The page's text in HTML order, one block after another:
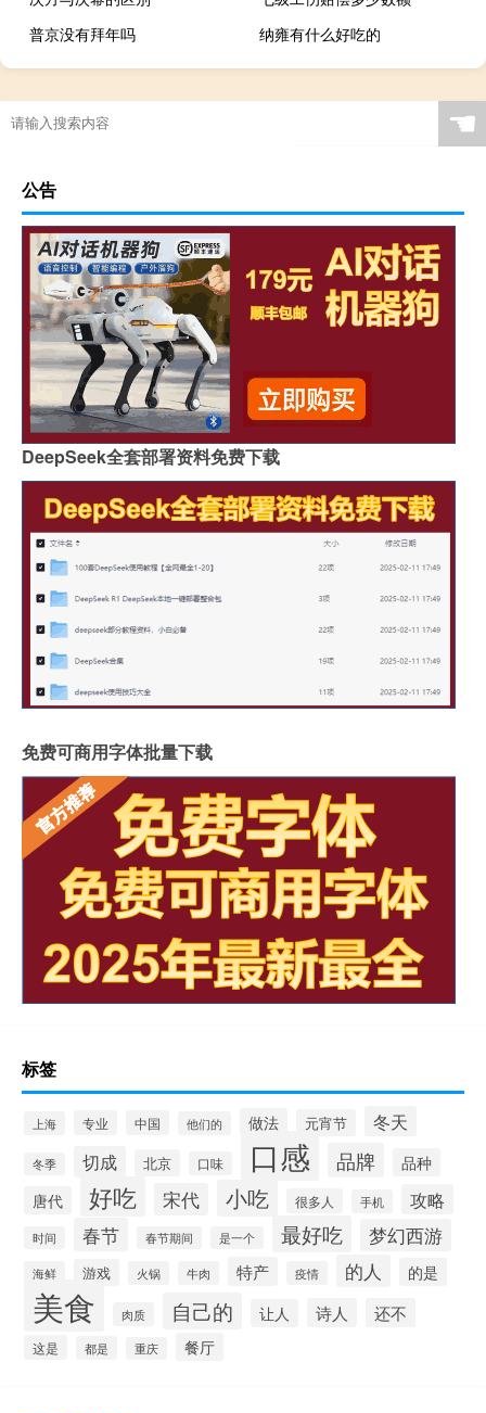
普京没有拜年吗
纳雍有什么好吃的
☚
公告
DeepSeek全套部署资料免费下载
免费可商用字体批量下载
标签
上海 专业 中国 他们的 做法 元宵节 冬天
冬季 切成 北京 口味 口感 品牌
品种
唐代
好吃 宋代 小吃 很多人 手机 攻略
时间 春节 春节期间 是一个 最好吃 梦幻西游
海鲜 游戏 火锅 牛肉 特产 疫情 的人 的是
美食 肉质 自己的 让人 诗人 还不
这是 都是 重庆 餐厅